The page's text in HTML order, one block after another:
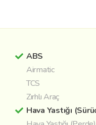
ABS
Airmatic
TCS
Zırhlı Araç
Hava Yastığı